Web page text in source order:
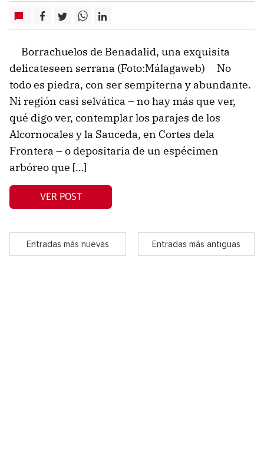
Borrachuelos de Benadalid, una exquisita
delicateseen serrana (Foto:Málagaweb) No
todo es piedra, con ser sempiterna y abundante.
Ni región casi selvática – no hay más que ver,
qué digo ver, contemplar los parajes de los
Alcornocales y la Sauceda, en Cortes dela
Frontera – o depositaria de un espécimen
arbóreo que […]
VER POST
Entradas más nuevas Entradas más antiguas